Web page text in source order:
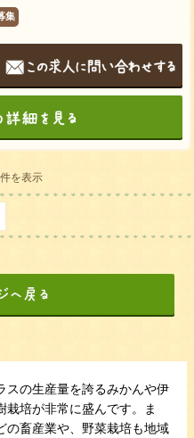
集
を表示
スの生産量を誇るみかんや伊
培が非常に盛んです。ま
の畜産業や、野菜栽培も地域